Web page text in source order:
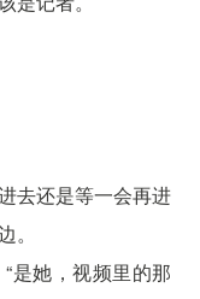
去还是等一会再进
是她，视频里的那